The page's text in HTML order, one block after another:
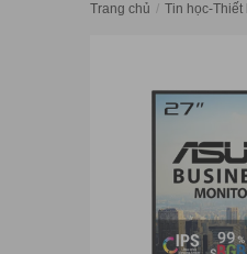
Trang chủ / Tin học-Thiết